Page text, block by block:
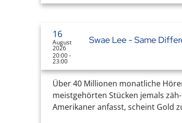
16
August
2026
20:00 -
23:00
Swae Lee - Same
Über 40 Millionen monatliche
meistgehörten Stücken jemals
Amerikaner anfasst, scheint Gold